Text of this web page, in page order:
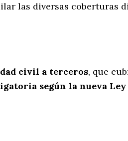
las diversas coberturas
civil a terceros, que
según la nueva